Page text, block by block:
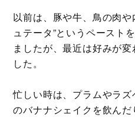
以前は、豚や牛、鳥の肉
ュテータ”というペースト
ましたが、最近は好みが
した。
忙しい時は、プラムやラ
のバナナシェイクを飲んだ